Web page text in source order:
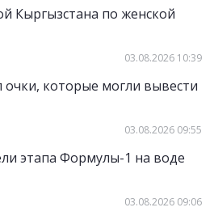
Кыргызстана по женской
03.08.2026 10:39
которые могли вывести
03.08.2026 09:55
этапа Формулы-1 на воде
03.08.2026 09:06